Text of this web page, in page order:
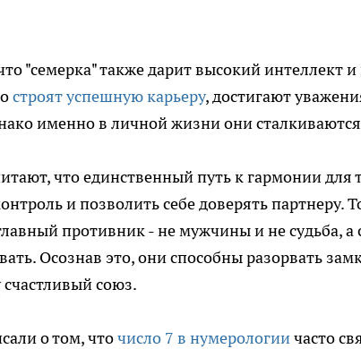
"семерка" также дарит высокий
строят успешную карьеру, достигают
именно в личной жизни они
что единственный путь к гармонии для
и позволить себе доверять партнеру.
противник - не мужчины и не судьба, а
Осознав это, они способны разорвать
союз.
о том, чточисло 7 в нумерологиичасто